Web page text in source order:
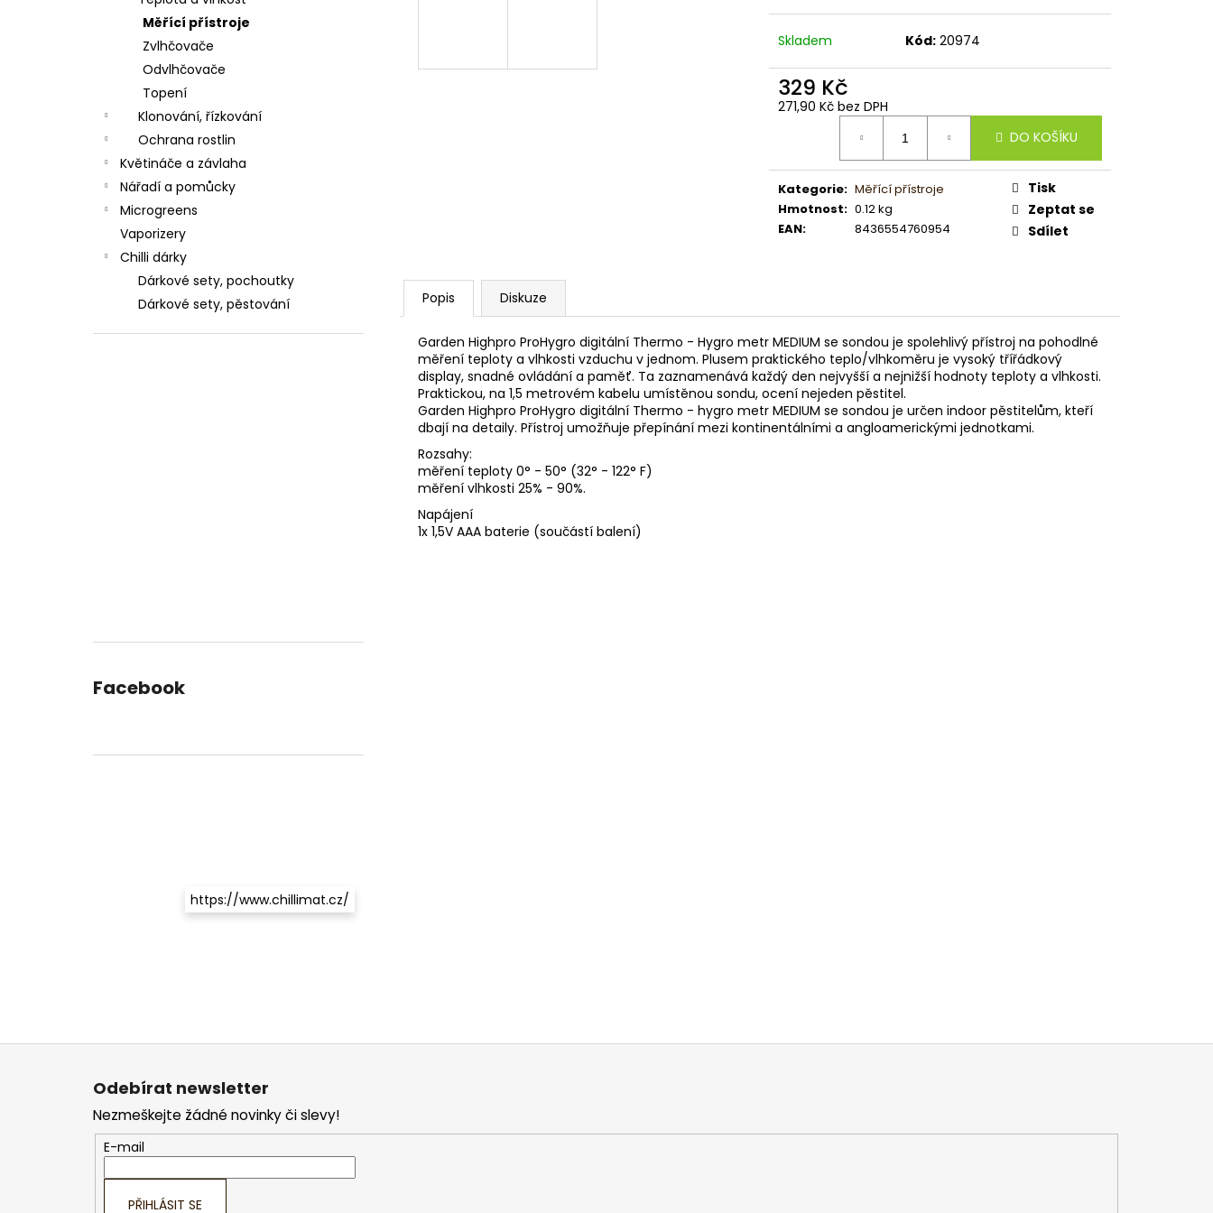
Měřící přístroje
Zvlhčovače
Odvlhčovače
Topení
Klonování, řízkování
Ochrana rostlin
Květináče a závlaha
Nářadí a pomůcky
Microgreens
Vaporizery
Chilli dárky
Dárkové sety, pochoutky
Dárkové sety, pěstování
Facebook
https://www.chillimat.cz/
Skladem Kód: 20974
329 Kč
271,90 Kč bez DPH
DO KOŠÍKU
Kategorie: Měřící přístroje
Hmotnost: 0.12 kg
EAN: 8436554760954
Tisk
Zeptat se
Sdílet
Popis Diskuze
Garden Highpro ProHygro digitální Thermo - Hygro metr MEDIUM se sondou je spolehlivý přístroj na pohodlné
měření teploty a vlhkosti vzduchu v jednom. Plusem praktického teplo/vlhkoměru je vysoký třířádkový
display, snadné ovládání a paměť. Ta zaznamenává každý den nejvyšší a nejnižší hodnoty teploty a vlhkosti.
Praktickou, na 1,5 metrovém kabelu umístěnou sondu, ocení nejeden pěstitel.
Garden Highpro ProHygro digitální Thermo - hygro metr MEDIUM se sondou je určen indoor pěstitelům, kteří
dbají na detaily. Přístroj umožňuje přepínání mezi kontinentálními a angloamerickými jednotkami.
Rozsahy:
měření teploty 0° - 50° (32° - 122° F)
měření vlhkosti 25% - 90%.
Napájení
1x 1,5V AAA baterie (součástí balení)
Z
Odebírat newsletter
Nezmeškejte žádné novinky či slevy!
E-mail
PŘIHLÁSIT SE